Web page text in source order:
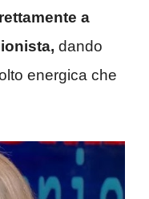
a
dando
energica che